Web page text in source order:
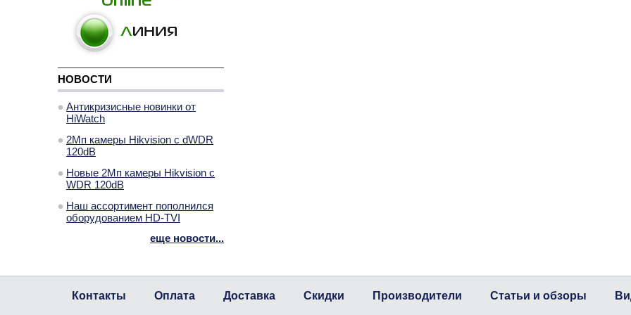
НОВОСТИ
Антикризисные новинки от
HiWatch
2Мп камеры Hikvision с dWDR
120dB
Новые 2Мп камеры Hikvision с
WDR 120dB
Наш ассортимент пополнился
оборудованием HD-TVI
еще новости...
Контакты Оплата Доставка Скидки Производители Статьи и обзоры